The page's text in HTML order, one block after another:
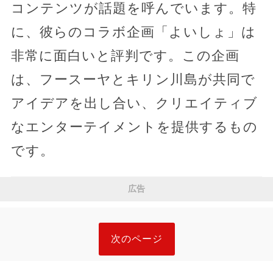
コンテンツが話題を呼んでいます。特
に、彼らのコラボ企画「よいしょ」は
非常に面白いと評判です。この企画
は、フースーヤとキリン川島が共同で
アイデアを出し合い、クリエイティブ
なエンターテイメントを提供するもの
です。
広告
次のページ